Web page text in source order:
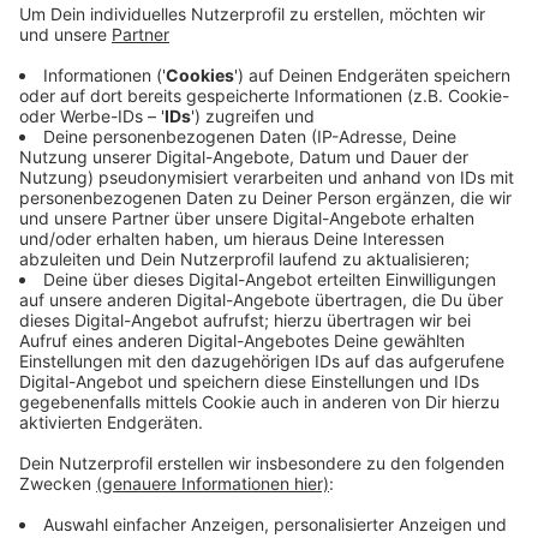
im Demonstrationszug von der IG Metall-
Geschäftsstelle bis zur Kundgebung am
Ennepestrand.Die IG Metall fordert in der
Tarifrunde für die Metall- und Elektroindustrie
sieben Prozent mehr Gehalt für Beschäftigte
sowie ein Plus von monatlich 170 Euro für Azubis.
Dagegen haben die Arbeitgeber ab Juli 2025 1,7
Prozent und ab Juli 2026 1,9 Prozent geboten.
Veröffentlicht:Mittwoch, 30.10.2024 13:48
Anzeige